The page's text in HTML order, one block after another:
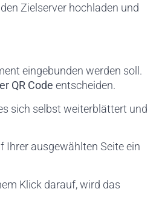
Zielserver hochladen und
eingebunden werden soll.
QR Code entscheiden.
sich selbst weiterblättert und
Ihrer ausgewählten Seite ein
Klick darauf, wird das